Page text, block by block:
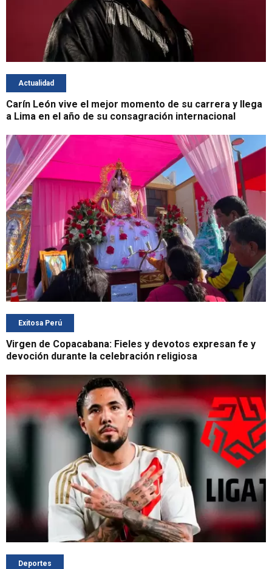
Actualidad
Carín León vive el mejor momento de su carrera y llega
a Lima en el año de su consagración internacional
Exitosa Perú
Virgen de Copacabana: Fieles y devotos expresan fe y
devoción durante la celebración religiosa
Deportes